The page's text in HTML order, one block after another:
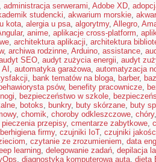
, administracja serwerami, Adobe XD,
studencki, akwarium morskie,
kota, alergia u psa, algorytmy, Allegro,
, anime, aplikacje cross-platform,
, architektura aplikacji, architektura
, archiwa rodzinne, Arduino, assistance,
SEO, audyt zużycia energii, audyt
, automatyka garażowa, automatyzacja
, bank tematów na bloga, barber,
behawiorysta psów, benefity pracownicze,
, bezpieczeństwo w szkole,
, botoks, bunkry, buty skórzane, buty
, chomik, choroby odkleszczowe, chóry
przepisy, cmentarze zabytkowe,
firmy, czujniki IoT, czujniki
, czytanie ze zrozumieniem, data
learning, delegowanie zadań, depilacja
, diagnostyka komputerowa auta, dieta